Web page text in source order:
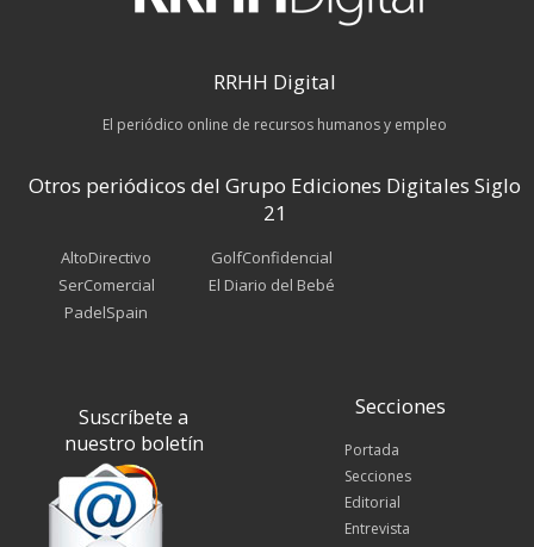
RRHH Digital
El periódico online de recursos humanos y empleo
Otros periódicos del Grupo Ediciones Digitales Siglo
21
AltoDirectivo
SerComercial
PadelSpain
GolfConfidencial
El Diario del Bebé
Suscríbete a
nuestro boletín
Secciones
Portada
Secciones
Editorial
Entrevista